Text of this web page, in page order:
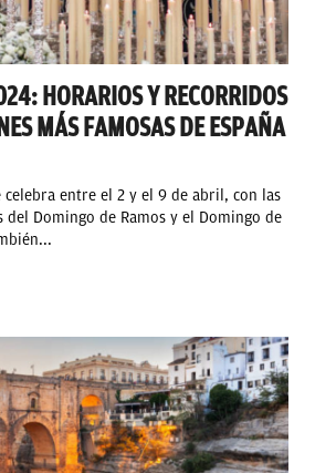
HORARIOS Y RECORRIDOS
MÁS FAMOSAS DE ESPAÑA
celebra entre el 2 y el 9 de abril, con las
del Domingo de Ramos y el Domingo de